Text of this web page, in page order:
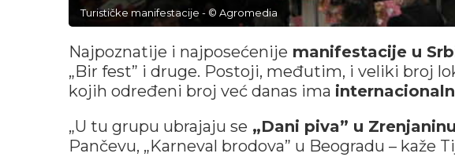
Turističke manifestacije - © Agromedia
Najpoznatije i najposećenije manifestacije u
„Bir fest” i druge. Postoji, međutim, i veliki broj
kojih određeni broj već danas ima
„U tu grupu ubrajaju se „Dani piva” u Zrenjaninu
Pančevu, „Karneval brodova” u Beogradu – kaže